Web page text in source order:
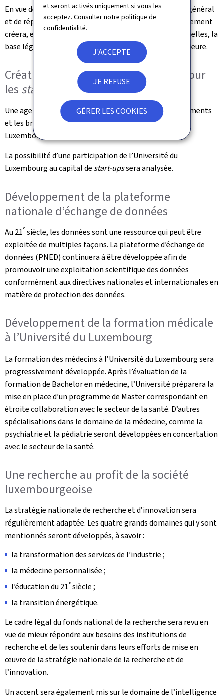
et seront activés uniquement si vous les
acceptez. Consulter notrepolitique de
confidentialité.
J'ACCEPTE
JE REFUSE
GÉRER LES COOKIES
En vue de revaloriser la formation professionnelle en général
et de répondre aux besoins des entreprises, le Gouvernement
créera, en concertation avec les chambres professionnelles, la
base légale pour une formation professionnelle supérieure.
Création d’une Agence de transfert pour
les start-ups et lesspin-offs
Une agence de transfert sera créée pour les développements
et les brevets issus des recherches de l’Université du
Luxembourg et des centres de recherche publics.
La possibilité d’une participation de l’Université du
Luxembourg au capital de start-upssera analysée.
Développement de la plateforme
nationale d’échange de données
Au 21esiècle, les données sont une ressource qui peut être
exploitée de multiples façons. La plateforme d’échange de
données (PNED) continuera à être développée afin de
promouvoir une exploitation scientifique des données
conformément aux directives nationales et internationales en
matière de protection des données.
Développement de la formation médicale
à l’Université du Luxembourg
La formation des médecins à l’Université du Luxembourg sera
progressivement développée. Après l’évaluation de la
formation de Bachelor en médecine, l’Université préparera la
mise en place d’un programme de Master correspondant en
étroite collaboration avec le secteur de la santé. D’autres
spécialisations dans le domaine de la médecine, comme la
psychiatrie et la pédiatrie seront développées en concertation
avec le secteur de la santé.
Une recherche au profit de la société
luxembourgeoise
La stratégie nationale de recherche et d’innovation sera
régulièrement adaptée. Les quatre grands domaines qui y sont
mentionnés seront développés, à savoir :
la transformation des services de l’industrie ;
la médecine personnalisée ;
l’éducation du 21esiècle ;
la transition énergétique.
Le cadre légal du fonds national de la recherche sera revu en
vue de mieux répondre aux besoins des institutions de
recherche et de les soutenir dans leurs efforts de mise en
œuvre de la stratégie nationale de la recherche et de
l’innovation.
Un accent sera également mis sur le domaine de l’intelligence